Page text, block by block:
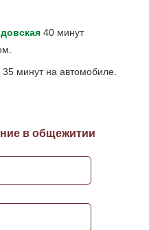
40 минут
минут на автомобиле.
в общежитии